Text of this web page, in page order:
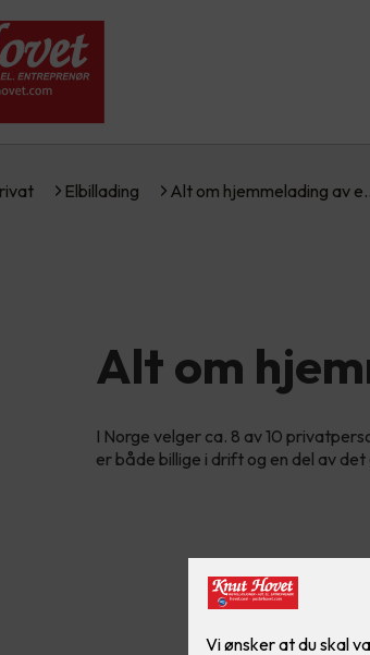
Elbillading Alt om hjemmelading av
Alt om
I Norge velger ca. 8 av 10
er både billige i drift og en del av